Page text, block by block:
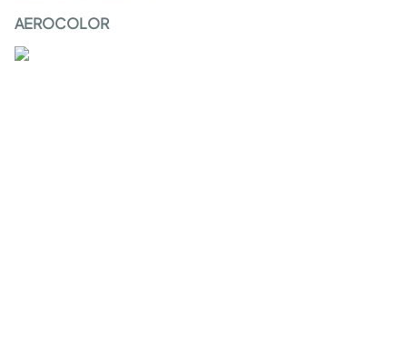
AEROCOLOR
comedores
armarios closet